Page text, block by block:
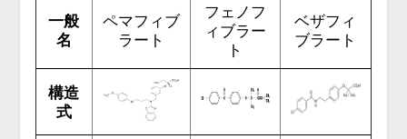
一般
名
ペマフィブ
ラート
フェノフ
ィブラー
ト
ベザフィ
ブラート
構造
式